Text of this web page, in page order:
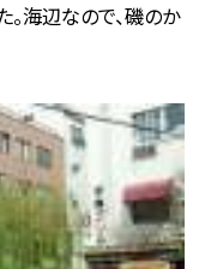
。海辺なので、磯のか